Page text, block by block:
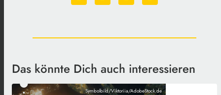
Das könnte Dich auch interessieren
Symbolbild/Viktoriia/AdobeStock.de